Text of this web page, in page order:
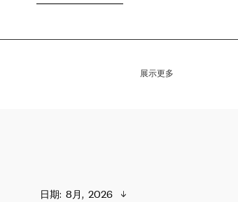
展示更多
日期: 8月,  2026